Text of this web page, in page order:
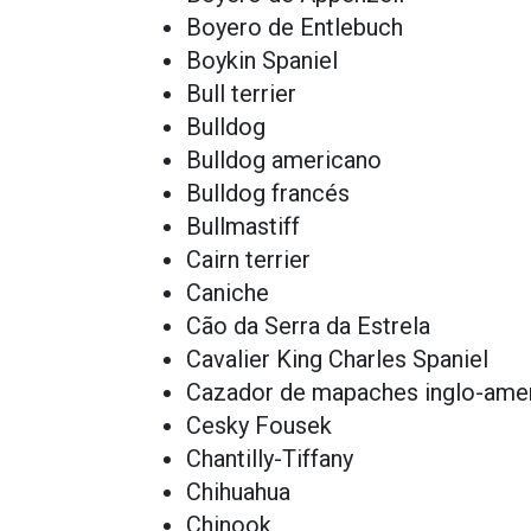
Boyero de Entlebuch
Boykin Spaniel
Bull terrier
Bulldog
Bulldog americano
Bulldog francés
Bullmastiff
Cairn terrier
Caniche
Cão da Serra da Estrela
Cavalier King Charles Spaniel
Cazador de mapaches inglo-
Cesky Fousek
Chantilly-Tiffany
Chihuahua
Chinook